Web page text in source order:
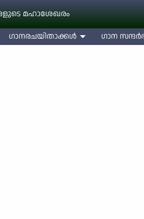
മഹാശേഖരം
ഗാനരചയിതാക്കള്‍ ഗാന